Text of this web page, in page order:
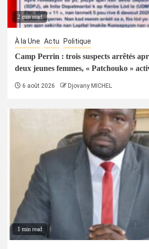
2 min read
À la Une Actu Politique
Camp Perrin : trois suspects arrêtés
deux jeunes femmes, « Patchouko »
6 août 2026 Djovany MICHEL
1 min read